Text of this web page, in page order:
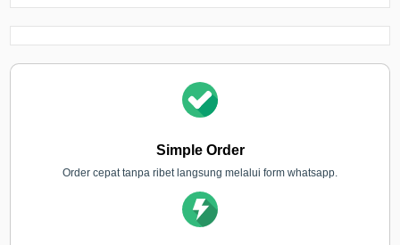
Simple Order
Order cepat tanpa ribet langsung melalui form whatsapp.